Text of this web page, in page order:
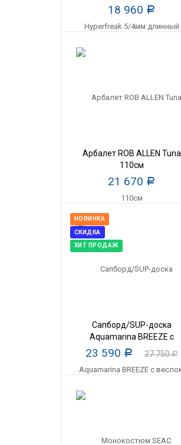
мужской
18 960 Р
Арбалет ROB ALLEN Tuna
110см
21 670 Р
НОВИНКА
СКИДКА
ХИТ ПРОДАЖ
Сапборд/SUP-доска
Aquamarina BREEZE с
веслом
23 590 Р 27 750Р